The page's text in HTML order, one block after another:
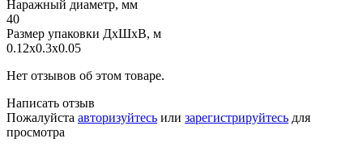
Наражный диаметр, мм
40
Размер упаковки ДхШхВ, м
0.12x0.3x0.05
Нет отзывов об этом товаре.
Написать отзыв
Пожалуйста авторизуйтесь или зарегистрируйтесь для
просмотра